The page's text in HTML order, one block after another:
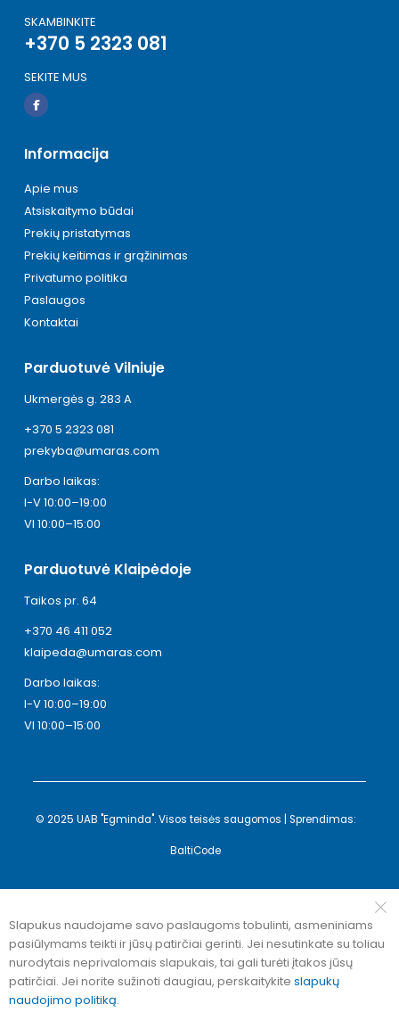
SKAMBINKITE
+370 5 2323 081
SEKITE MUS
Informacija
Apie mus
Atsiskaitymo būdai
Prekių pristatymas
Prekių keitimas ir grąžinimas
Privatumo politika
Paslaugos
Kontaktai
Parduotuvė Vilniuje
Ukmergės g. 283 A
+370 5 2323 081
prekyba@umaras.com
Darbo laikas:
I-V 10:00–19:00
VI 10:00–15:00
Parduotuvė Klaipėdoje
Taikos pr. 64
+370 46 411 052
klaipeda@umaras.com
Darbo laikas:
I-V 10:00–19:00
VI 10:00–15:00
© 2025 UAB "Egminda". Visos teisės saugomos | Sprendimas:
BaltiCode
Slapukus naudojame savo paslaugoms tobulinti, asmeniniams
pasiūlymams teikti ir jūsų patirčiai gerinti. Jei nesutinkate su toliau
nurodytais neprivalomais slapukais, tai gali turėti įtakos jūsų
patirčiai. Jei norite sužinoti daugiau, perskaitykite slapukų
naudojimo politiką.